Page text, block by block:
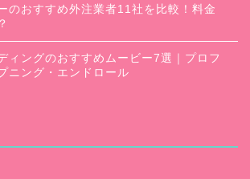
のおすすめ外注業者11社を比較！料金
ィングのおすすめムービー7選｜プロフ
ニング・エンドロール